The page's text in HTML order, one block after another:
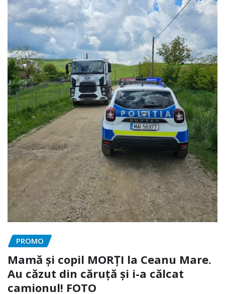
PROMO
Mamă și copil MORȚI la Ceanu Mare.
Au căzut din căruță și i-a călcat
camionul! FOTO